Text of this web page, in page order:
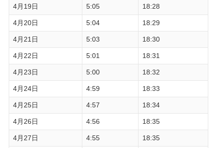
4月19日 5:05 18:28
4月20日 5:04 18:29
4月21日 5:03 18:30
4月22日 5:01 18:31
4月23日 5:00 18:32
4月24日 4:59 18:33
4月25日 4:57 18:34
4月26日 4:56 18:35
4月27日 4:55 18:35